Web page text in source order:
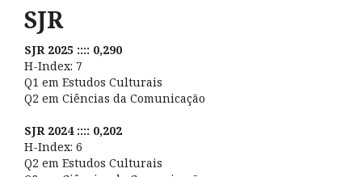
SJR
SJR 2025 :::: 0,290
H-Index: 7
Q1 em Estudos Culturais
Q2 em Ciências da Comunicação
SJR 2024 :::: 0,202
H-Index: 6
Q2 em Estudos Culturais